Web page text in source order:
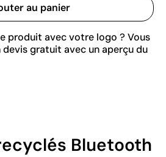
au panier
produit avec votre logo ? Vous
devis gratuit avec un aperçu du
Bluetooth